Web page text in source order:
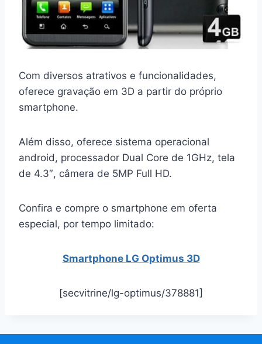
Com diversos atrativos e funcionalidades,
oferece gravação em 3D a partir do próprio
smartphone.
Além disso, oferece sistema operacional
android, processador Dual Core de 1GHz, tela
de 4.3″, câmera de 5MP Full HD.
Confira e compre o smartphone em oferta
especial, por tempo limitado:
Smartphone LG Optimus 3D
[secvitrine/lg-optimus/378881]